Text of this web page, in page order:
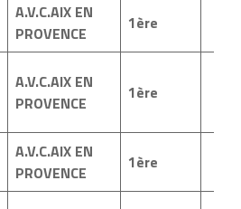
A.V.C.AIX EN
PROVENCE
1ère
A.V.C.AIX EN
PROVENCE
1ère
A.V.C.AIX EN
PROVENCE
1ère